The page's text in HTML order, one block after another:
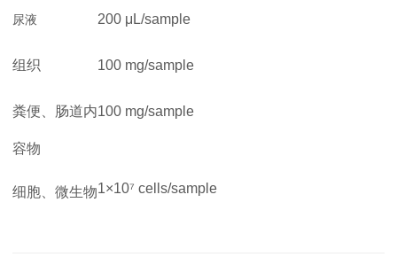
尿液 200 μL/sample
组织 100 mg/sample
粪便、肠道内
容物
100 mg/sampl e
细胞、微生物1×10⁷ cells/sample